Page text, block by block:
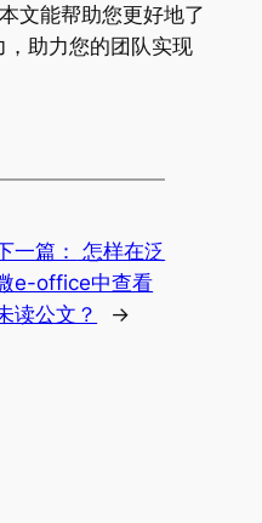
文能帮助您更好地了
助力您的团队实现
一篇：
怎样在泛
e-office中查看
读公文？
→